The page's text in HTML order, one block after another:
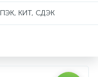
КИТ, СДЭК